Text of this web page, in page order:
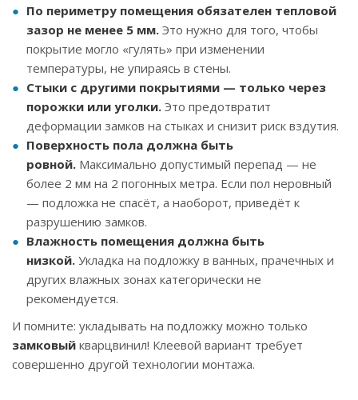
По периметру помещения обязателен тепловой
зазор не менее 5 мм. Это нужно для того, чтобы
покрытие могло «гулять» при изменении
температуры, не упираясь в стены.
Стыки с другими покрытиями — только через
порожки или уголки. Это предотвратит
деформации замков на стыках и снизит риск вздутия.
Поверхность пола должна быть
ровной. Максимально допустимый перепад — не
более 2 мм на 2 погонных метра. Если пол неровный
— подложка не спасёт, а наоборот, приведёт к
разрушению замков.
Влажность помещения должна быть
низкой. Укладка на подложку в ванных, прачечных и
других влажных зонах категорически не
рекомендуется.
И помните: укладывать на подложку можно только
замковый кварцвинил! Клеевой вариант требует
совершенно другой технологии монтажа.